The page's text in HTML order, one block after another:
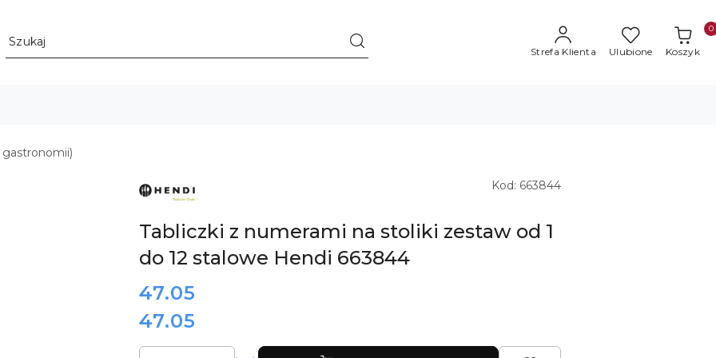
Strefa Klienta Ulubione Koszyk
0
ZOBACZ
PRODUKTY
HENDI
Kod: 663844
Tabliczki z numerami na stoliki zestaw od 1
do 12 stalowe Hendi 663844
cena:
47.05
Cena:
47.05